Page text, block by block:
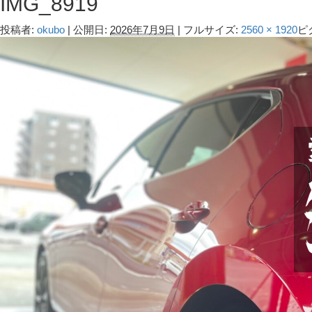
投稿者: okubo | 公開日: 2026年7月9日 | フルサイズ: 2560 × 1920ピ